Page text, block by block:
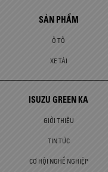
SẢN PHẨM
Ô TÔ
XE TẢI
ISUZU GREEN KA
GIỚI THIỆU
TIN TỨC
CƠ HỘI NGHỀ NGHIỆP